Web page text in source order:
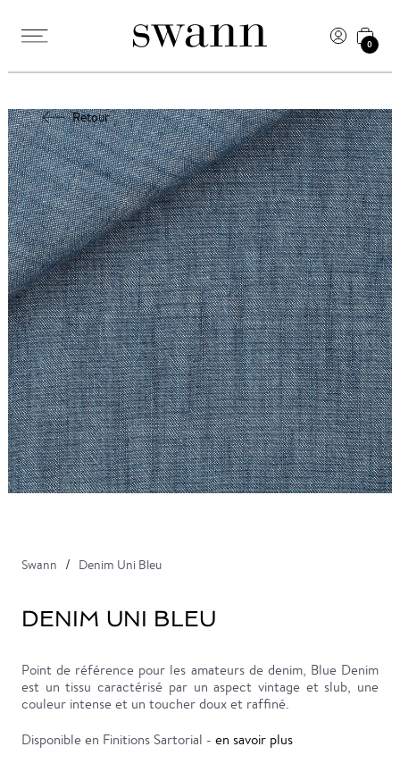
0
Retour
Swann Denim Uni Bleu
DENIM UNI BLEU
Point de référence pour les amateurs de denim, Blue Denim
est un tissu caractérisé par un aspect vintage et slub, une
couleur intense et un toucher doux et raffiné.
Disponible en Finitions Sartorial - en savoir plus